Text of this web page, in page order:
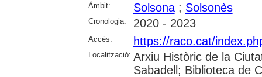
Àmbit:
Solsona; Solsonès
Cronologia: 2020 - 2023
Accés: https://raco.cat/
Localització: Arxiu Històric de la
Sabadell; Biblioteca de